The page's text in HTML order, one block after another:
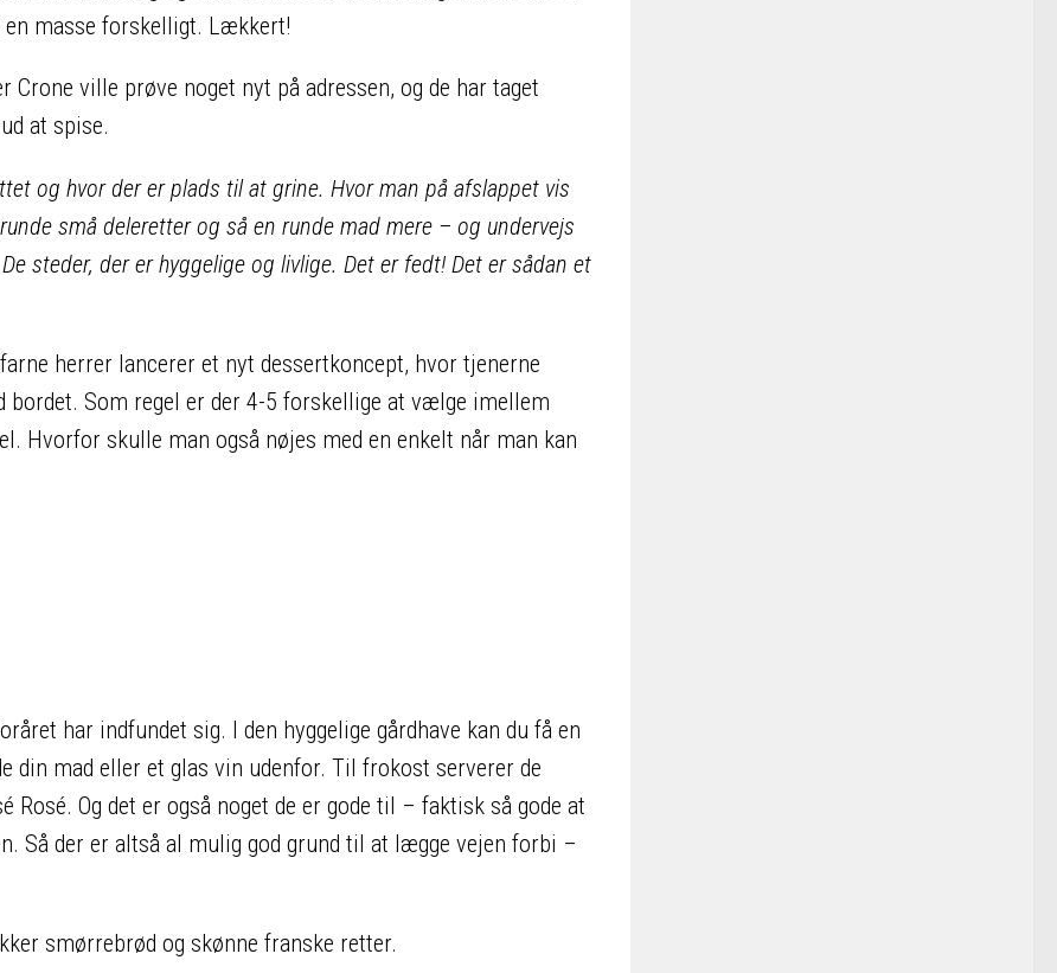
en masse forskelligt. Lækkert!
ville prøve noget nyt på adressen, og de har taget
at spise.
og hvor der er plads til at grine. Hvor man på afslappet vis
små deleretter og så en runde mad mere – og undervejs
steder, der er hyggelige og livlige. Det er fedt! Det er sådan et
herrer lancerer et nyt dessertkoncept, hvor tjenerne
Som regel er der 4-5 forskellige at vælge imellem
Hvorfor skulle man også nøjes med en enkelt når man kan
har indfundet sig. I den hyggelige gårdhave kan du få en
din mad eller et glas vin udenfor. Til frokost serverer de
Og det er også noget de er gode til – faktisk så gode at
Så der er altså al mulig god grund til at lægge vejen forbi –
smørrebrød og skønne franske retter.